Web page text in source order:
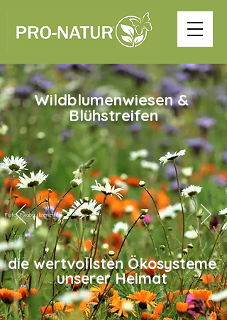
Wildblumenwiesen &
Blühstreifen
Foto: Pixabay lizenzfrei
die wertvollsten Ökosysteme
unserer Heimat